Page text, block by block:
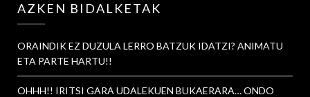
AZKEN BIDALKETAK
ORAINDIK EZ DUZULA LERRO BATZUK IDATZI? ANIMATU
ETA PARTE HARTU!!
OHHH!! IRITSI GARA UDALEKUEN BUKAERARA… ONDO